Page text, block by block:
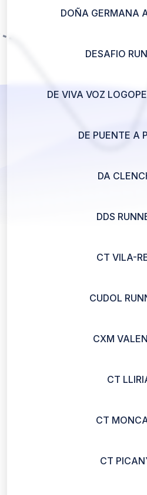
DOÑA GERMANA
DESAFIO
DE VIVA VOZ
DE PUENTE A
DA
DDS
CT VILA-
CUDOL
CXM
CT
CT
CT